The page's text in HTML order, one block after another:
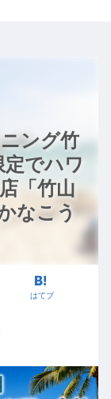
ング竹
でハワ
「竹山
なこう
はてブ